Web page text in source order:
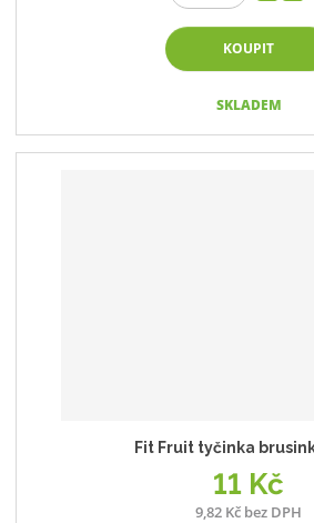
KOUPIT
SKLADEM
Fit Fruit tyčinka
11 Kč
9,82 Kč bez DPH